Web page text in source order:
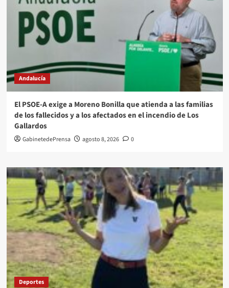
Andalucía
El PSOE-A exige a Moreno Bonilla que atienda a las familias
de los fallecidos y a los afectados en el incendio de Los
Gallardos
GabinetedePrensa agosto 8, 2026 0
Deportes